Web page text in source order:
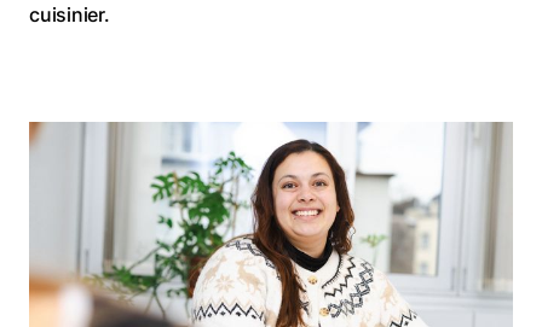
cuisinier.